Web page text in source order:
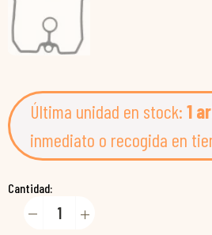
Última unidad en stock: 1
inmediato o recogida en
Cantidad: